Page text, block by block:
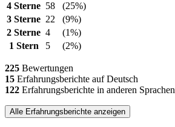
4 Sterne 58
(25%)
3 Sterne 22
(9%)
2 Sterne 4
(1%)
1 Stern
5 (2%)
225 Bewertungen
15 Erfahrungsberichte auf Deutsch
122 Erfahrungsberichte in anderen Sprachen
Alle Erfahrungsberichte anzeigen